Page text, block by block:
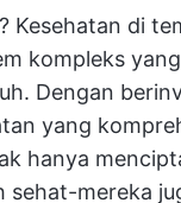
Kesehatan di
kompleks
Dengan
yang
hanya
sehat-mereka